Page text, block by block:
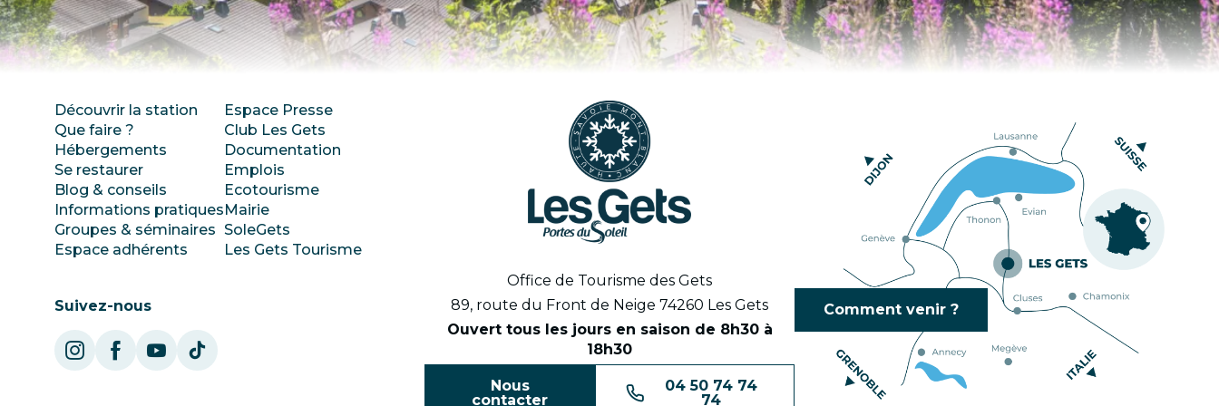
Découvrir la station
Que faire ?
Hébergements
Se restaurer
Blog & conseils
Informations pratiques
Groupes & séminaires
Espace adhérents
Espace Presse
Club Les Gets
Documentation
Emplois
Ecotourisme
Mairie
SoleGets
Les Gets Tourisme
Suivez-nous
Office de Tourisme des Gets
89, route du Front de Neige 74260 Les Gets
Ouvert tous les jours en saison de 8h30 à
18h30
Nous
contacter
04 50 74 74
74
Comment venir ?